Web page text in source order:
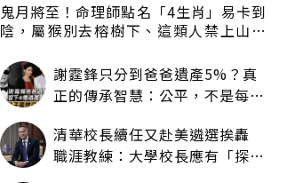
鬼月將至！命理師點名「4生肖」易卡到
陰，屬猴別去榕樹下、這類人禁上山下
謝霆鋒只分到爸爸遺產5%？真
正的傳承智慧：公平，不是每個
清華校長續任又赴美遴選挨轟
職涯教練：大學校長應有「探